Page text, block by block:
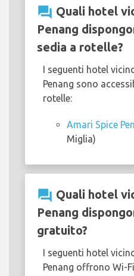
question_answer Quali hotel
Penang
sedia a rotelle?
I seguenti hotel
Penang sono
rotelle:
Amari Spice
Miglia)
question_answer Quali hotel
Penang
gratuito?
I seguenti hotel
Penang offrono Wi-